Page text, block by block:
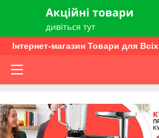
Інтернет-магазин Товари для Всіх